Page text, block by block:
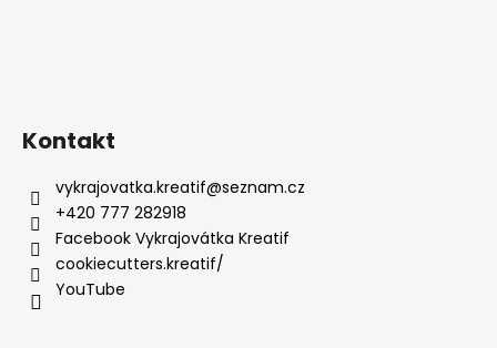
Kontakt
vykrajovatka.kreatif@seznam.cz
+420 777 282918
Facebook Vykrajovátka Kreatif
cookiecutters.kreatif/
YouTube